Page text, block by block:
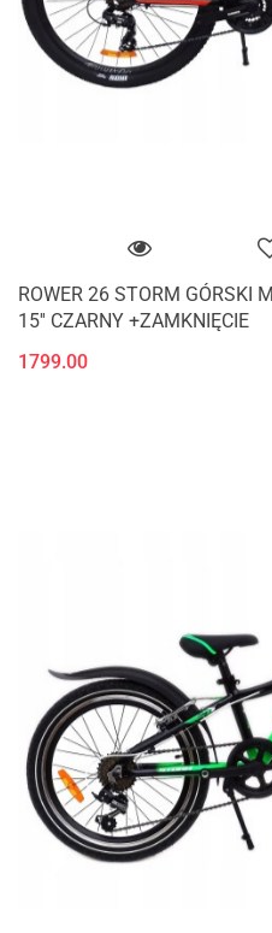
ROWER 26 STORM GÓRSKI
15'' CZARNY +ZAMKNIĘCIE
1799.00